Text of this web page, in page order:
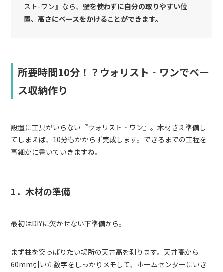
スト-ワン』なら、 壁を使わずに自分の取りやすい位
置、高さにベースをかけることができます。
所要時間10分！？ウォリスト‐ワンでベー
ス収納作り
設置に工具がいらない『ウォリスト‐ワン』。木材さえ準備し
てしまえば、10分もかからず完成します。できるまでの工程を
事細かに書いていきますね。
1．木材の準備
最初はDIYに欠かせない下準備から。
まず柱を突っぱりたい場所の天井高を測ります。天井高から
60mm引いた数字をしっかりメモして、ホームセンターにいき